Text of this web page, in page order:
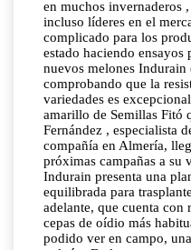
en muchos invernaderos
incluso líderes en el
complicado para los
estado haciendo ensayos
nuevos melones
comprobando que la
variedades es
amarillo de Semillas Fitó
Fernández , especialista
compañía en Almería,
próximas campañas a su
Indurain presenta una
equilibrada para
adelante, que cuenta con
cepas de oídio más
podido ver en campo,